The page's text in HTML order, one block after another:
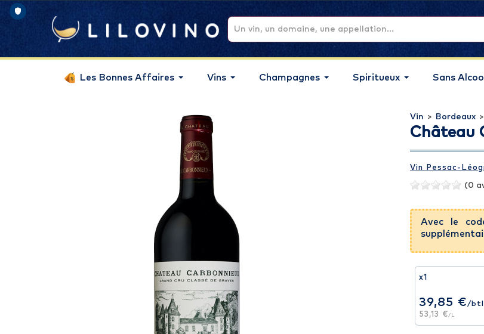
Les Bonnes Affaires Vins Champagnes Spiritueux Sans Alcool
Vin > Bordeaux >
Château
Vin Pessac-
(0
Avec le
x1
39,85 € /btl
53,13 € /L